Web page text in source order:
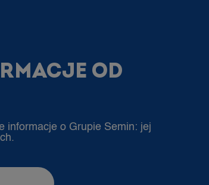
OD
informacje o Grupie Semin: jej